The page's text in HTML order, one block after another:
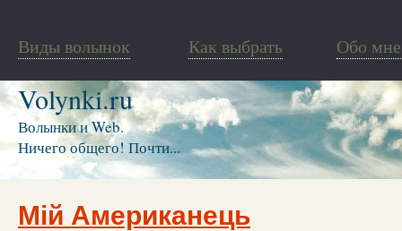
Виды волынок Как выбрать Обо мне
Volynki.ru
Волынки и Web.
Ничего общего! Почти...
Мій Американець